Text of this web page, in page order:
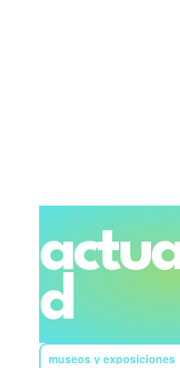
d